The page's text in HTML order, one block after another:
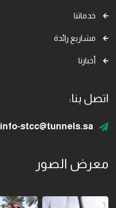
خدماتنا
مشاريع رائدة
أخبارنا
اتصل بنا:
info-stcc@tunnels.sa
معرض الصور